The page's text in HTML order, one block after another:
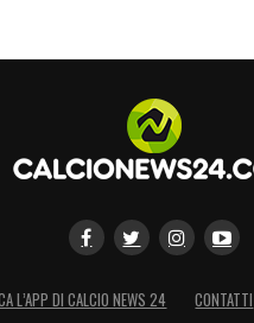
L’APP DI CALCIO NEWS 24 CONTATTI